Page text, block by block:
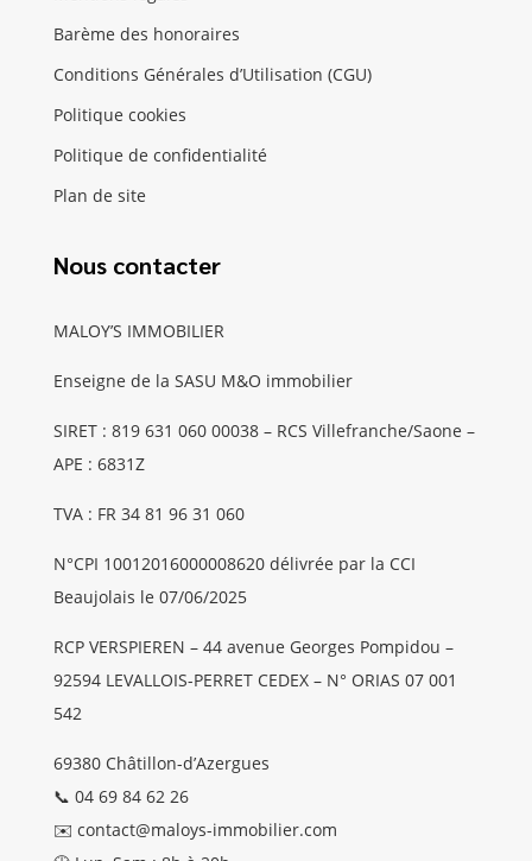
Barème des honoraires
Conditions Générales d’Utilisation (CGU)
Politique cookies
Politique de confidentialité
Plan de site
Nous contacter
MALOY’S IMMOBILIER
Enseigne de la SASU M&O immobilier
SIRET : 819 631 060 00038 – RCS Villefranche/Saone –
APE : 6831Z
TVA : FR 34 81 96 31 060
N°CPI 10012016000008620 délivrée par la CCI
Beaujolais le 07/06/2025
RCP VERSPIEREN – 44 avenue Georges Pompidou –
92594 LEVALLOIS-PERRET CEDEX – N° ORIAS 07 001
542
69380 Châtillon-d’Azergues
📞 04 69 84 62 26
✉️ contact@maloys-immobilier.com